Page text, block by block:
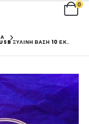
0
ΞΎΛΙΝΗ ΒΆΣΗ 10 ΕΚ.